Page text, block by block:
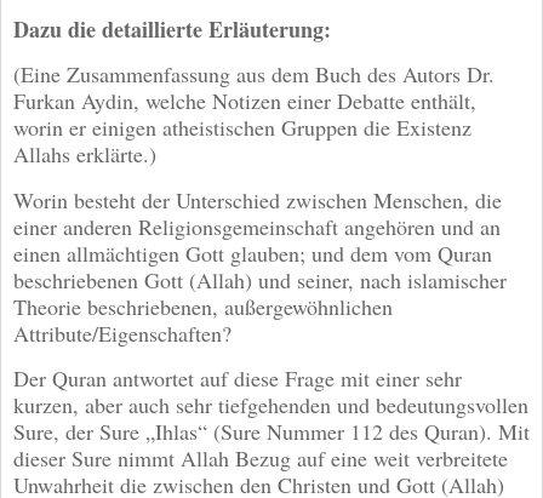
Dazu die detaillierte Erläuterung:
(Eine Zusammenfassung aus dem Buch des Autors Dr.
Furkan Aydin, welche Notizen einer Debatte enthält,
worin er einigen atheistischen Gruppen die Existenz
Allahs erklärte.)
Worin besteht der Unterschied zwischen Menschen, die
einer anderen Religionsgemeinschaft angehören und an
einen allmächtigen Gott glauben; und dem vom Quran
beschriebenen Gott (Allah) und seiner, nach islamischer
Theorie beschriebenen, außergewöhnlichen
Attribute/Eigenschaften?
Der Quran antwortet auf diese Frage mit einer sehr
kurzen, aber auch sehr tiefgehenden und bedeutungsvollen
Sure, der Sure „Ihlas“ (Sure Nummer 112 des Quran). Mit
dieser Sure nimmt Allah Bezug auf eine weit verbreitete
Unwahrheit die zwischen den Christen und Gott (Allah)